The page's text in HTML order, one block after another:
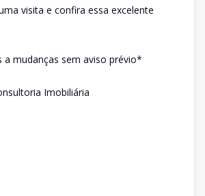
visita e confira essa excelente
mudanças sem aviso prévio*
Imobiliária